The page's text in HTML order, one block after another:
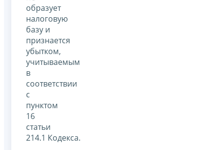
образует
налоговую
базу и
признается
убытком,
учитываемым
в
соответствии
с
пунктом
16
статьи
214.1 Кодекса.